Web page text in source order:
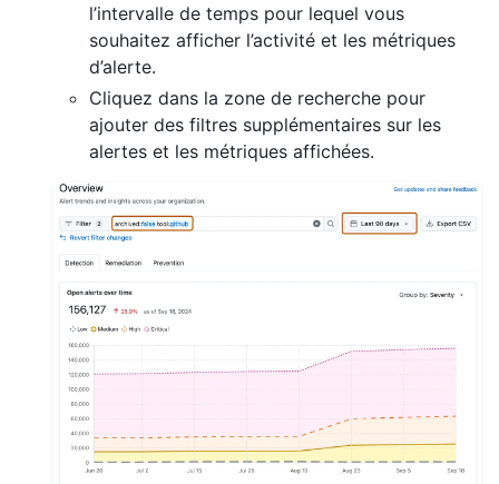
l’intervalle de temps pour lequel vous
souhaitez afficher l’activité et les métriques
d’alerte.
Cliquez dans la zone de recherche pour
ajouter des filtres supplémentaires sur les
alertes et les métriques affichées.